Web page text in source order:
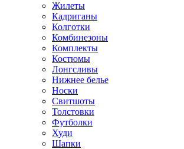
Жилеты
Кадриганы
Колготки
Комбинезоны
Комплекты
Костюмы
Лонгсливы
Нижнее белье
Носки
Свитшоты
Толстовки
Футболки
Худи
Шапки